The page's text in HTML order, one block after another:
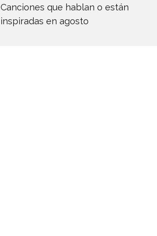
Canciones que hablan o están
inspiradas en agosto